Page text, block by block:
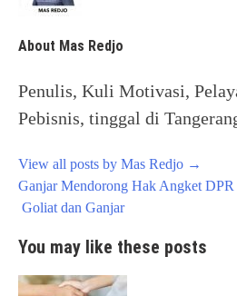
About Mas Redjo
Penulis, Kuli Motivasi,
Pebisnis, tinggal di
View all posts by Mas Redjo →
Post
navigation
Ganjar Mendorong Hak Angket DPR
Goliat dan Ganjar
You may like these posts